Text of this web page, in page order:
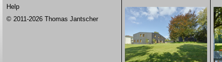
Help
© 2011-2026 Thomas Jantscher